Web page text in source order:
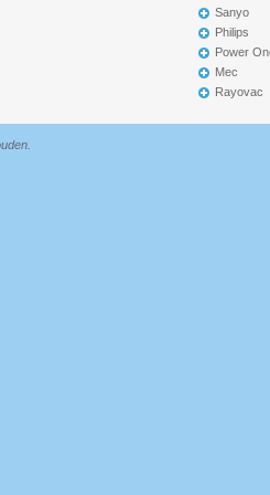
Sanyo
Philips
Power
Mec
Rayovac